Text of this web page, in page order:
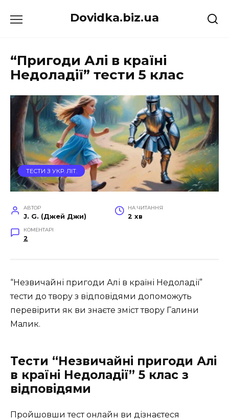
до
Dovidka.biz.ua
“Пригоди Алі в країні
Недоладії” тести 5 клас
ТЕСТИ З УКР. ЛІТ.
АВТОР
J. G. (Джей Джи)
НА ЧИТАННЯ
2 хв
КОМЕНТАРІ
2
“Незвичайні пригоди Алі в країні Недоладії”
тести до твору з відповідями допоможуть
перевірити як ви знаєте зміст твору Галини
Малик.
Тести “Незвичайні пригоди Алі
в країні Недоладії” 5 клас з
відповідями
Пройшовши тест онлайн ви дізнаєтеся